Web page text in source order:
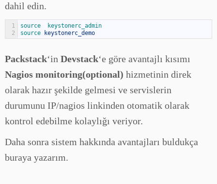
dahil edin.
1
2
source
keystonerc_admin
source
keystonerc_demo
Packstack‘in Devstack‘e göre avantajlı kısımı
Nagios monitoring(optional) hizmetinin direk
olarak hazır şekilde gelmesi ve servislerin
durumunu IP/nagios linkinden otomatik olarak
kontrol edebilme kolaylığı veriyor.
Daha sonra sistem hakkında avantajları buldukça
buraya yazarım.